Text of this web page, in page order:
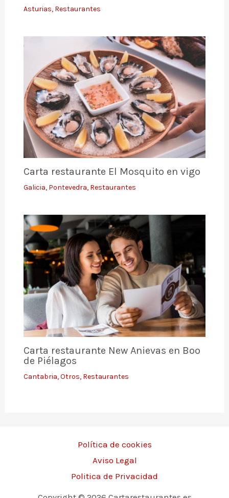
Asturias, Restaurantes
Carta restaurante El Mosquito en vigo
Galicia, Pontevedra, Restaurantes
Carta restaurante New Anievas en Boo
de Piélagos
Cantabria,Otros, Restaurantes
Política de cookies
Aviso Legal
Politica de Privacidad